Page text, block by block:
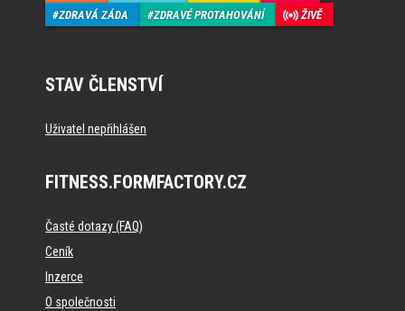
ZDRAVÁ ZÁDA
ZDRAVÉ PROTAHOVÁNÍ ŽIVĚ
STAV ČLENSTVÍ
Uživatel nepřihlášen
FITNESS.FORMFACTORY.CZ
Časté dotazy (FAQ)
Ceník
Inzerce
O společnosti